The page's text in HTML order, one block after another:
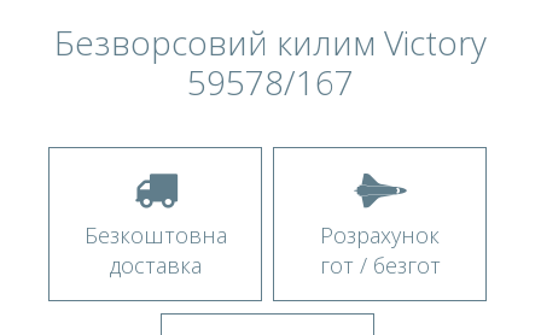
Безворсовий килим Victory
59578/167
Безкоштовна
доставка
Розрахунок
гот / безгот